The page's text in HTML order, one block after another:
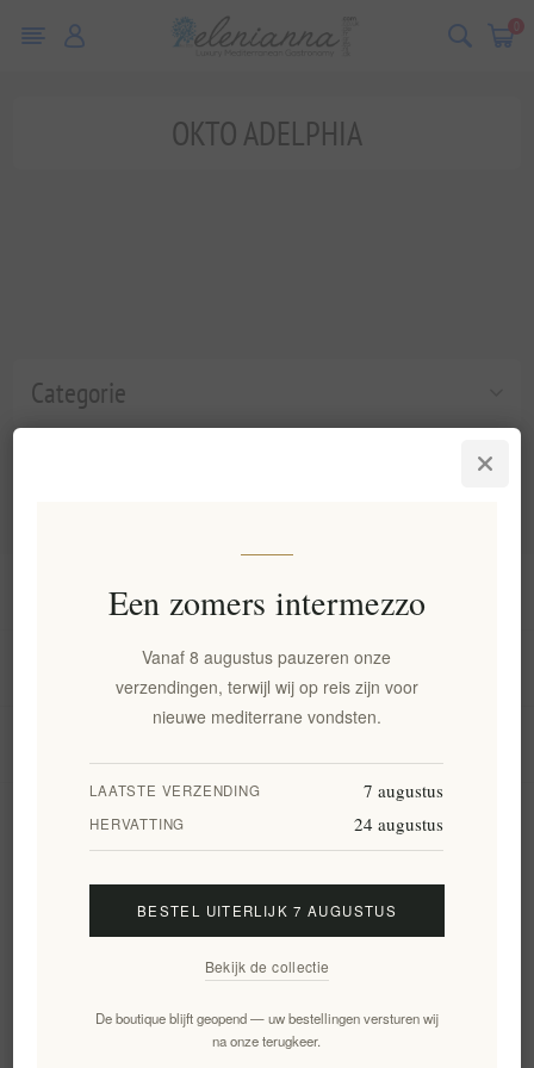
0
Categorie
OKTO ADELPHIA
Informatie
Mijn account
Aanmelden Opzeggen
Een zomers intermezzo
Vanaf 8 augustus pauzeren onze
verzendingen, terwijl wij op reis zijn voor
nieuwe mediterrane vondsten.
LAATSTE VERZENDING 7 augustus
HERVATTING 24 augustus
BESTEL UITERLIJK 7 AUGUSTUS
Bekijk de collectie
De boutique blijft geopend — uw bestellingen versturen wij
na onze terugkeer.